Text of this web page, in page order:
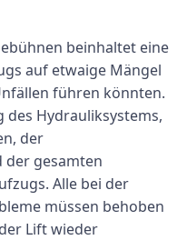
beinhaltet eine
auf etwaige Mängel
führen könnten.
Hydrauliksystems,
der
der gesamten
Alle bei der
müssen behoben
Lift wieder